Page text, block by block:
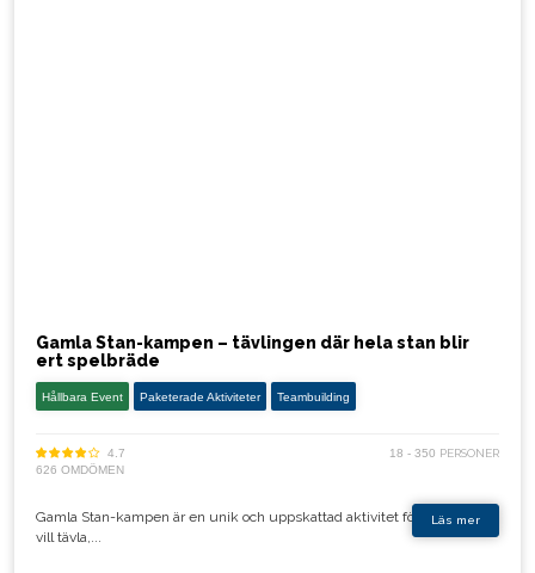
Gamla Stan-kampen – tävlingen där hela stan blir
ert spelbräde
Hållbara Event Paketerade Aktiviteter Teambuilding
4.7 18 - 350 PERSONER
626 OMDÖMEN
Gamla Stan-kampen är en unik och uppskattad aktivitet för företag som
vill tävla,...
Läs mer